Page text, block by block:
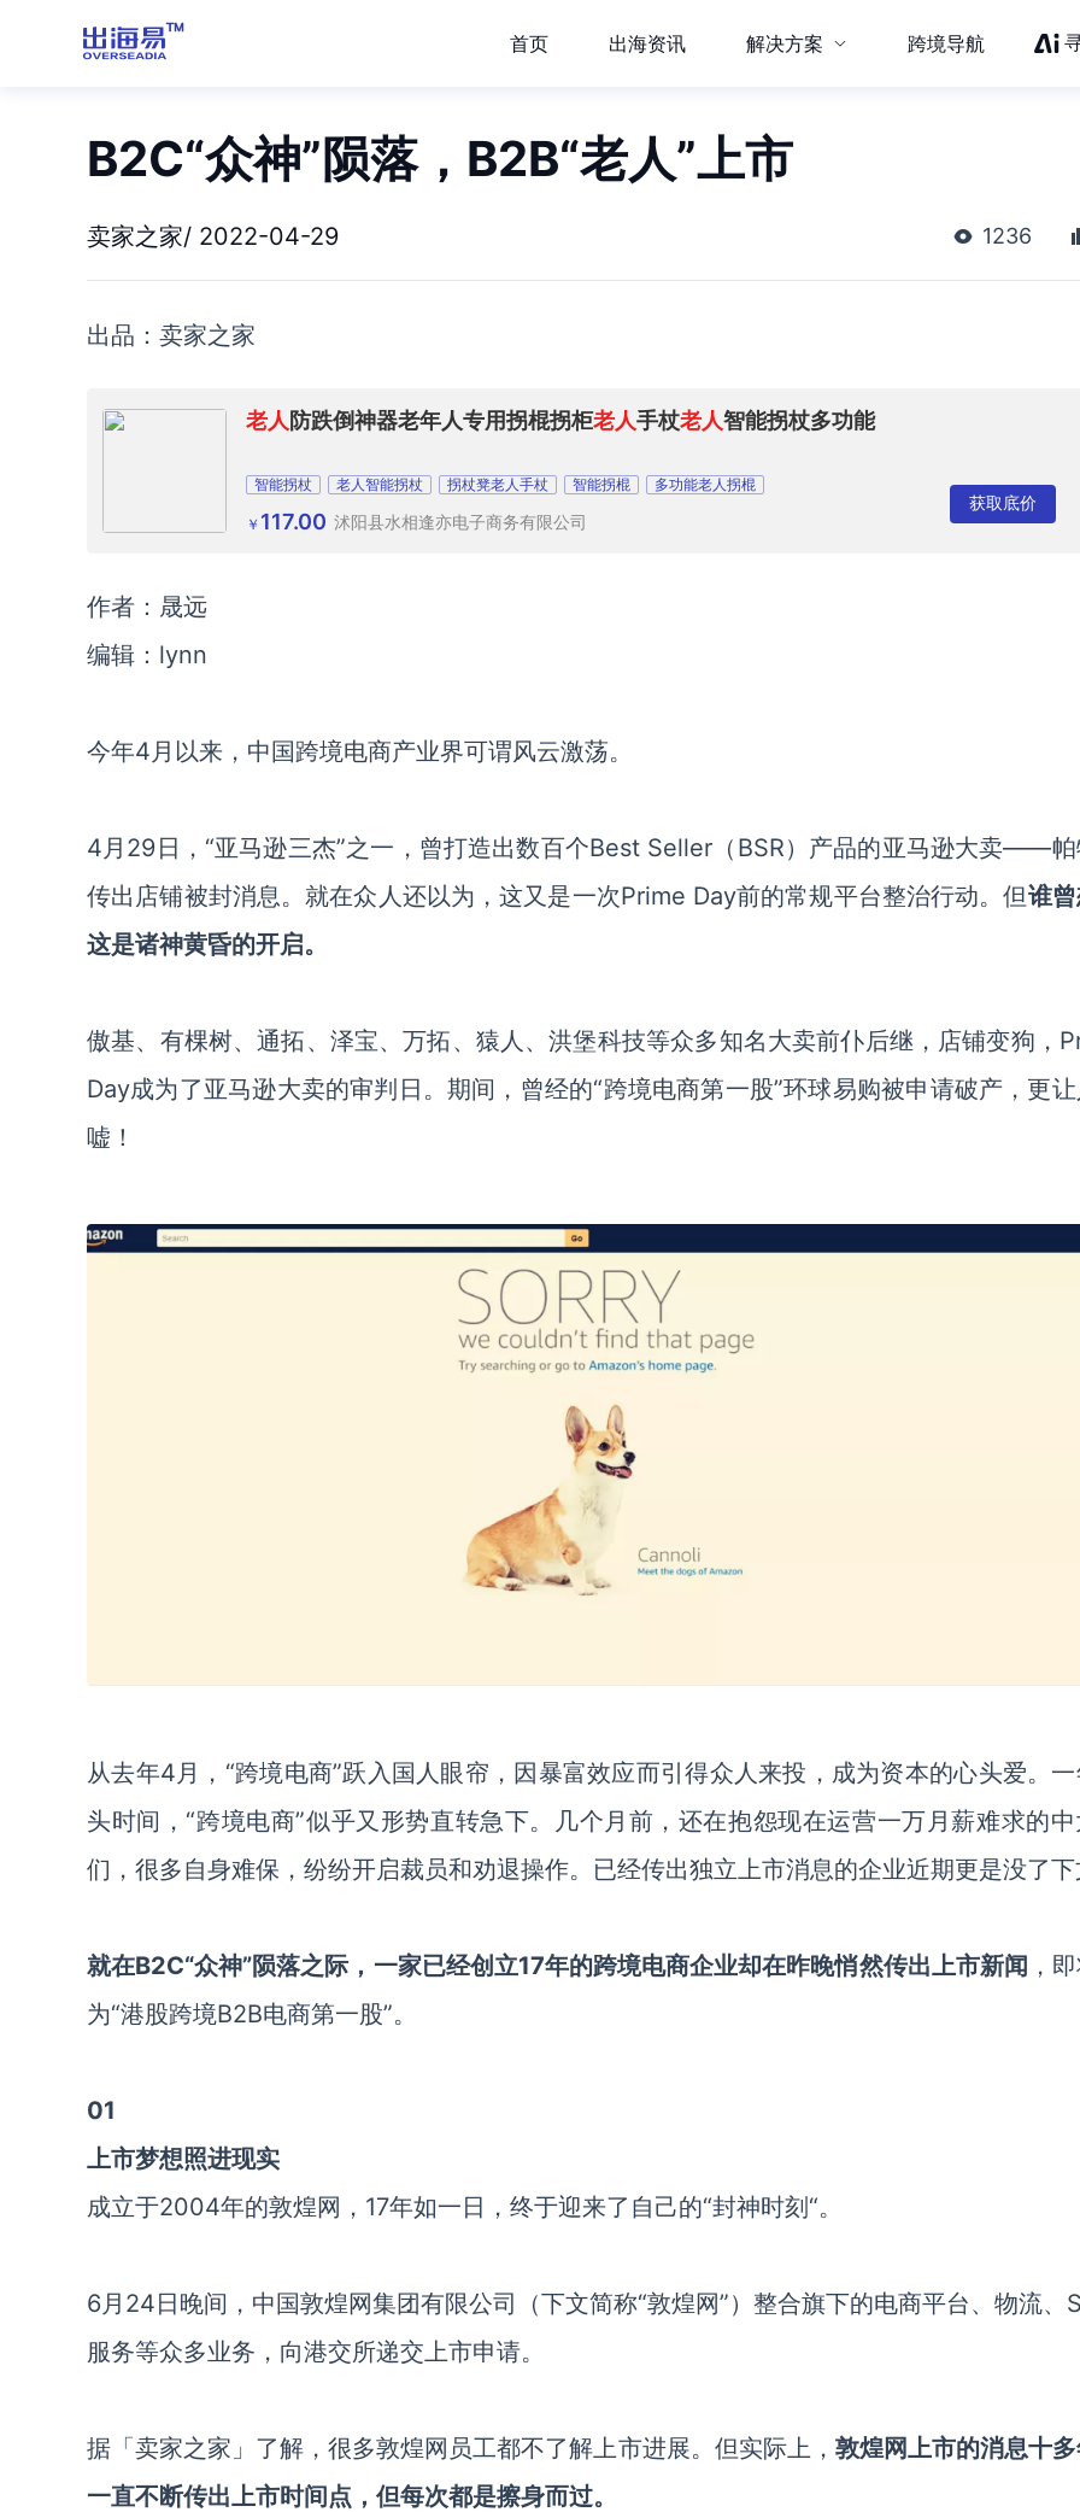
首页 出海资讯 解决方案 跨境导航
B2C“众神”陨落，B2B“老人”上市
卖家之家/ 2022-04-29 1236
出品：卖家之家
老人 防跌倒神器老年人专用拐棍拐柜老人手杖老人智能拐杖多功能
智能拐杖 老人智能拐杖 拐杖凳老人手杖 智能拐棍 多功能老人拐棍
￥ 117.00 沭阳县水相逢亦电子商务有限公司
获取底价
作者：晟远
编辑：lynn
今年4月以来，中国跨境电商产业界可谓风云激荡。
4月29日，“亚马逊三杰”之一，曾打造出数百个Best Seller（BSR）产品的亚马逊大卖——
传出店铺被封消息。就在众人还以为，这又是一次Prime Day前的常规平台整治行动。但谁
这是诸神黄昏的开启。
傲基、有棵树、通拓、泽宝、万拓、猿人、洪堡科技等众多知名大卖前仆后继，店铺变狗，
Day成为了亚马逊大卖的审判日。期间，曾经的“跨境电商第一股”环球易购被申请破产，更
嘘！
从去年4月，“跨境电商”跃入国人眼帘，因暴富效应而引得众人来投，成为资本的心头爱。
头时间，“跨境电商”似乎又形势直转急下。几个月前，还在抱怨现在运营一万月薪难求的
们，很多自身难保，纷纷开启裁员和劝退操作。已经传出独立上市消息的企业近期更是没了
就在B2C“众神”陨落之际，一家已经创立17年的跨境电商企业却在昨晚悄然传出上市新闻 ，
为“港股跨境B2B电商第一股”。
01
上市梦想照进现实
成立于2004年的敦煌网，17年如一日，终于迎来了自己的“封神时刻“。
6月24日晚间，中国敦煌网集团有限公司（下文简称“敦煌网”）整合旗下的电商平台、物流、
服务等众多业务，向港交所递交上市申请。
据「卖家之家」了解，很多敦煌网员工都不了解上市进展。但实际上， 敦煌网上市的消息十
一直不断传出上市时间点，但每次都是擦身而过。